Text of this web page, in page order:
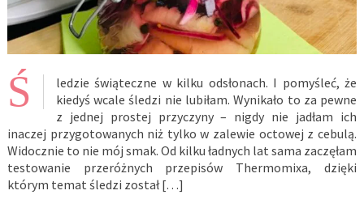
Ś
ledzie świąteczne w kilku odsłonach. I pomyśleć, że
kiedyś wcale śledzi nie lubiłam. Wynikało to za pewne
z jednej prostej przyczyny – nigdy nie jadłam ich
inaczej przygotowanych niż tylko w zalewie octowej z cebulą.
Widocznie to nie mój smak. Od kilku ładnych lat sama zaczęłam
testowanie przeróżnych przepisów Thermomixa, dzięki
którym temat śledzi został […]